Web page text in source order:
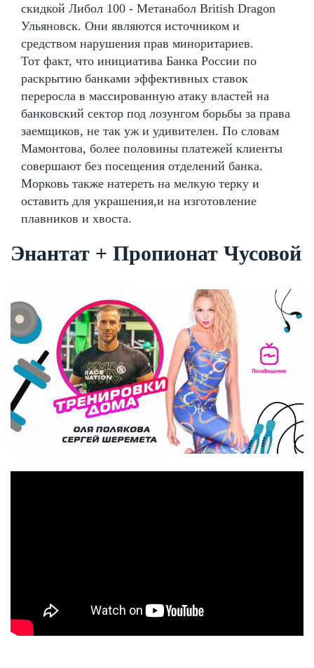
скидкой Либол 100 - Метанабол British Dragon
Ульяновск. Они являются источником и
средством нарушения прав миноритариев.
Тот факт, что инициатива Банка России по
раскрытию банками эффективных ставок
переросла в массированную атаку властей на
банковский сектор под лозунгом борьбы за права
заемщиков, не так уж и удивителен. По словам
Мамонтова, более половины платежей клиенты
совершают без посещения отделений банка.
Морковь также натереть на мелкую терку и
оставить для украшения,и на изготовление
плавников и хвоста.
Энантат + Пропионат Чусовой